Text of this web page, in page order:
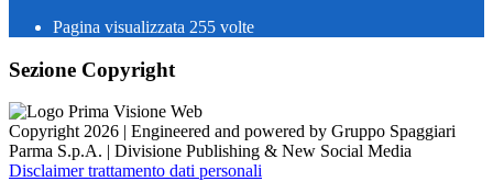
Pagina visualizzata 255 volte
Sezione Copyright
Copyright 2026 | Engineered and powered by Gruppo Spaggiari
Parma S.p.A. | Divisione Publishing & New Social Media
Disclaimer trattamento dati personali